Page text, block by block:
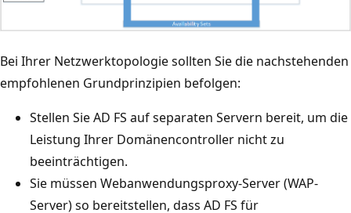
Bei Ihrer Netzwerktopologie sollten Sie die nachstehenden
empfohlenen Grundprinzipien befolgen:
Stellen Sie AD FS auf separaten Servern bereit, um die
Leistung Ihrer Domänencontroller nicht zu
beeinträchtigen.
Sie müssen Webanwendungsproxy-Server (WAP-
Server) so bereitstellen, dass AD FS für